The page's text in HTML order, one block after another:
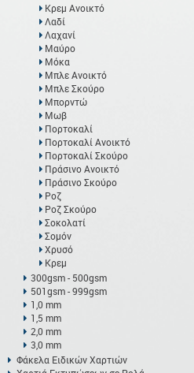
Κρεμ Ανοικτό
Λαδί
Λαχανί
Μαύρο
Μόκα
Μπλε Ανοικτό
Μπλε Σκούρο
Μπορντώ
Μωβ
Πορτοκαλί
Πορτοκαλί Ανοικτό
Πορτοκαλί Σκούρο
Πράσινο Ανοικτό
Πράσινο Σκούρο
Ροζ
Ροζ Σκούρο
Σοκολατί
Σομόν
Χρυσό
Κρεμ
300gsm - 500gsm
501gsm - 999gsm
1,0 mm
1,5 mm
2,0 mm
3,0 mm
Φάκελα Ειδικών Χαρτιών